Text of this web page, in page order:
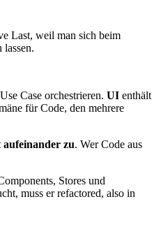
Last, weil man sich beim
Case orchestrieren. UI enthält
für Code, den mehrere
zu. Wer Code aus
Stores und
muss er refactored, also in